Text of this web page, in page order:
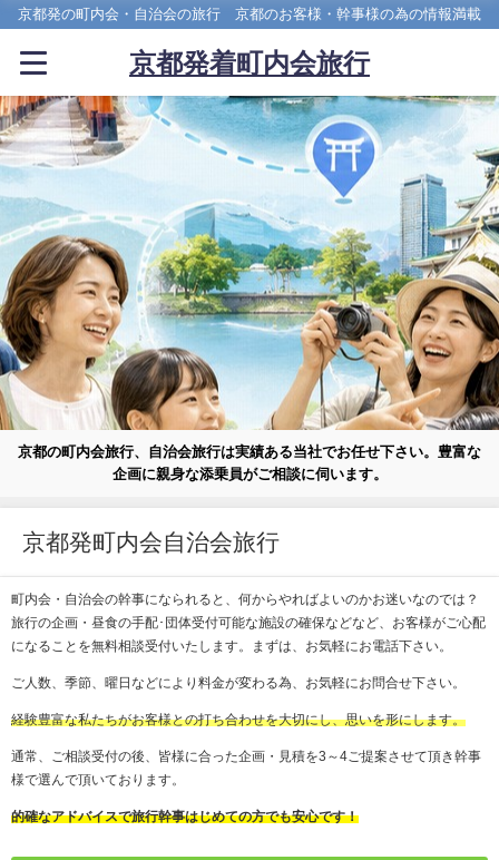
京都発の町内会・自治会の旅行 京都のお客様・幹事様の為の情報満載
京都発着町内会旅行
京都の町内会旅行、自治会旅行は実績ある当社でお任せ下さい。豊富な
企画に親身な添乗員がご相談に伺います。
京都発町内会自治会旅行
町内会・自治会の幹事になられると、何からやればよいのかお迷いなのでは？
旅行の企画・昼食の手配･団体受付可能な施設の確保などなど、お客様がご心配
になることを無料相談受付いたします。まずは、お気軽にお電話下さい。
ご人数、季節、曜日などにより料金が変わる為、お気軽にお問合せ下さい。
経験豊富な私たちがお客様との打ち合わせを大切にし、思いを形にします。
通常、ご相談受付の後、皆様に合った企画・見積を3～4ご提案させて頂き幹事
様で選んで頂いております。
的確なアドバイスで旅行幹事はじめての方でも安心です！